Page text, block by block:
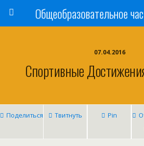
07.04.2016
Спортивные
Поделиться Твитнуть Pin